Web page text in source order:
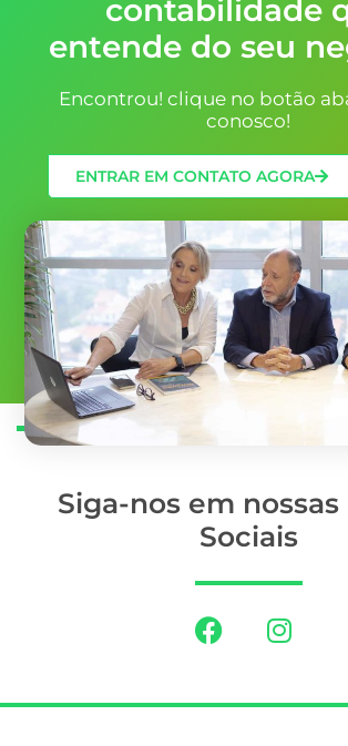
contabilidade
entende do seu
Encontrou! clique no botão
conosco!
ENTRAR EM CONTATO AGORA
Siga-nos em
Sociais